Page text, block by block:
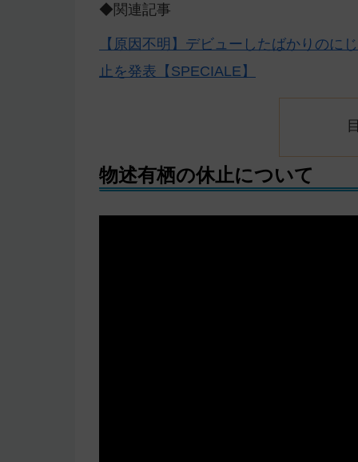
◆関連記事
【原因不明】デビューしたばかりのに
止を発表【SPECIALE】
物述有栖の休止について